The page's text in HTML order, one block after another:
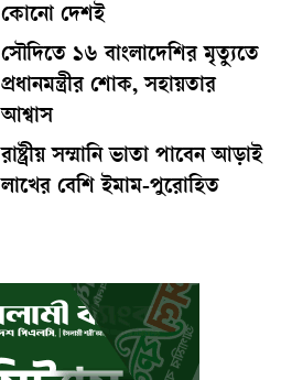
কোনো দেশই
সৌদিতে ১৬ বাংলাদেশির মৃত্যুতে
প্রধানমন্ত্রীর শোক, সহায়তার
আশ্বাস
রাষ্ট্রীয় সম্মানি ভাতা পাবেন আড়াই
লাখের বেশি ইমাম-পুরোহিত